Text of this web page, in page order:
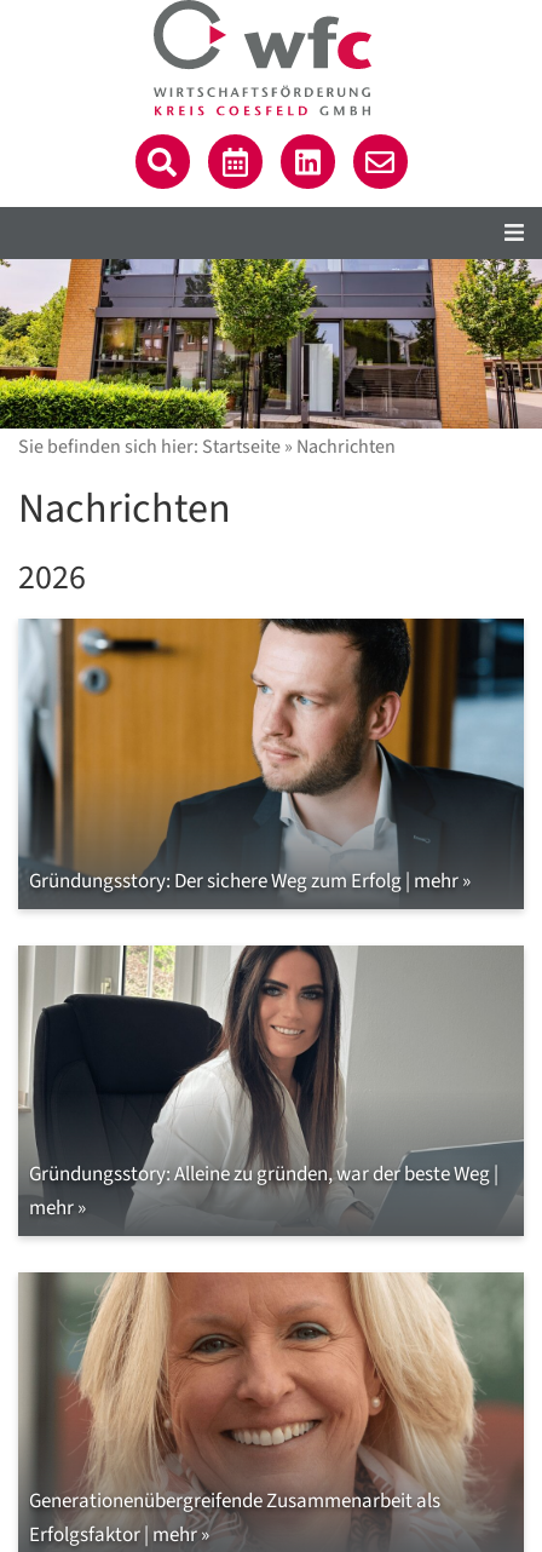
Sie befinden sich hier: Startseite» Nachrichten
Nachrichten
2026
Gründungsstory: Der sichere Weg zum Erfolg | mehr »
Gründungsstory: Alleine zu gründen, war der beste Weg |
mehr »
Generationenübergreifende Zusammenarbeit als
Erfolgsfaktor | mehr »